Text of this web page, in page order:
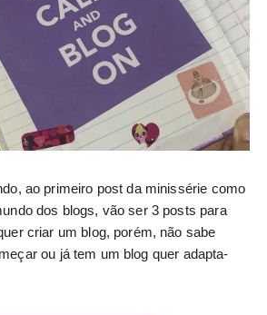
ao primeiro post da minissérie como
dos blogs, vão ser 3 posts para
criar um blog, porém, não sabe
ou já tem um blog quer adapta-